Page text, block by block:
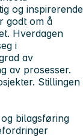
og inspirerende
godt om å
Hverdagen
i
av
av prosesser.
Stillingen
bilagsføring